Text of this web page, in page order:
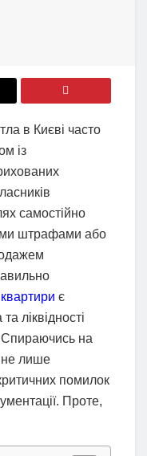
в Києві часто
із
самостійно
штрафами або
є
ліквідності
Спираючись на
не лише
помилок
Проте,